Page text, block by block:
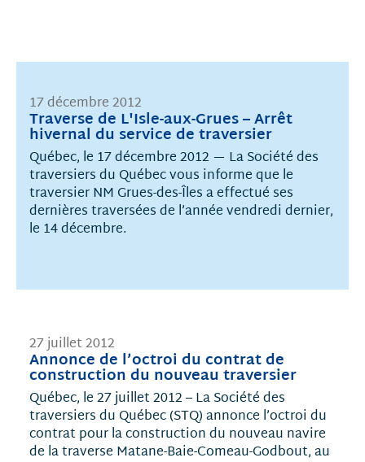
Traverse de L'Isle-aux-Grues – Arrêt
hivernal du service de traversier
17 décembre 2012
Québec, le 17 décembre 2012 — La Société des
traversiers du Québec vous informe que le
traversier NM Grues-des-Îles a effectué ses
dernières traversées de l’année vendredi dernier,
le 14 décembre.
Annonce de l’octroi du contrat de
construction du nouveau traversier
27 juillet 2012
Québec, le 27 juillet 2012 – La Société des
traversiers du Québec (STQ) annonce l’octroi du
contrat pour la construction du nouveau navire
de la traverse Matane-Baie-Comeau-Godbout, au